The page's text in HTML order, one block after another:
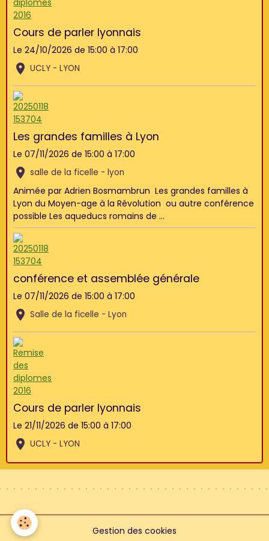
Cours de parler lyonnais
Le 24/10/2026 de 15:00 à 17:00
UCLY - LYON
Les grandes familles à Lyon
Le 07/11/2026 de 15:00 à 17:00
salle de la ficelle - lyon
Animée par Adrien Bosmambrun Les grandes familles à
Lyon du Moyen-age à la Révolution ou autre conférence
possible Les aqueducs romains de ...
conférence et assemblée générale
Le 07/11/2026 de 15:00 à 17:00
Salle de la ficelle - Lyon
Cours de parler lyonnais
Le 21/11/2026 de 15:00 à 17:00
UCLY - LYON
Gestion des cookies